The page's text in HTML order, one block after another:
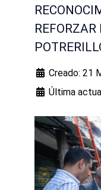
Creado: 21
Última